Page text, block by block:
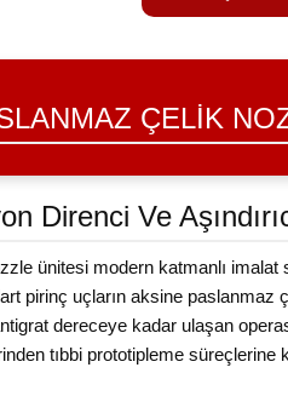
ÇELIK
Direnci Ve
ünitesi modern katmanlı
pirinç uçların aksine paslanmaz
dereceye kadar ulaşan
tıbbi prototipleme süreçlerine